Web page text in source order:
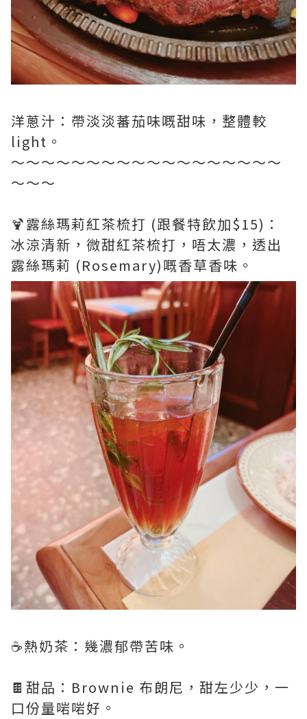
洋蔥汁：帶淡淡蕃茄味嘅甜味，整體較
light。
～～～～～～～～～～～～～～～～～～
～～～
🍹露絲瑪莉紅茶梳打 (跟餐特飲加$15)：
冰涼清新，微甜紅茶梳打，唔太濃，透出
露絲瑪莉 (Rosemary)嘅香草香味。
☕️熱奶茶：幾濃郁帶苦味。
🍫甜品：Brownie 布朗尼，甜左少少，一
口份量啱啱好。